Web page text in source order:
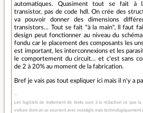
automatiques. Quasiment tout se fait à
transistor, pas de code hdl. On crée des
va pouvoir donner des dimensions
transistors… Tout se fait "à la main", ll faut
design peut fonctionner au niveau du
fondu car le placement des composants les
est important, les interconnexions et les
le comportement du circuit… et c'est sans
de 2 à 20% au moment de la fabrication.
Bref je vais pas tout expliquer ici mais il n'y a
Les logiciels de traitement de texte sont à la rédaction ce que
voiture dont on se souvient avec nostalgie mais technologiquement